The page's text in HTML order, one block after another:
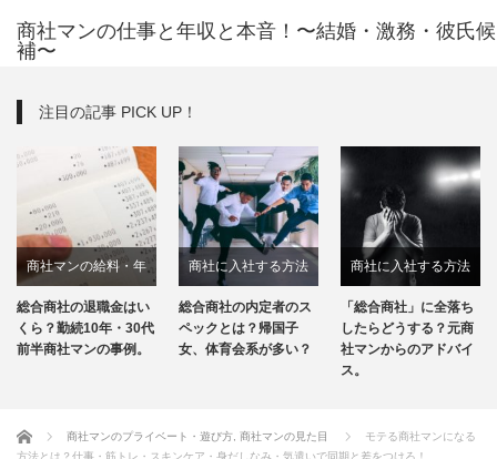
商社マンの仕事と年収と本音！〜結婚・激務・彼氏候
補〜
注目の記事 PICK UP！
商社に入社する方法
総合商社の内定者のス
ペックとは？帰国子
女、体育会系が多い？
商社に入社する方法
商社マンの転職
「総合商社」に全落ち
したらどうする？元商
社マンからのアドバイ
商社について
「総合商社」と「専門
商社」の違いを元商社
マンがわかりやすく解
説！
ホーム 商社マンのプライベート・遊び方 商社マンの見た目
モテる商社マンになる
方法とは？仕事・筋トレ・スキンケア・身だしなみ・気遣いで同期と差をつけろ！